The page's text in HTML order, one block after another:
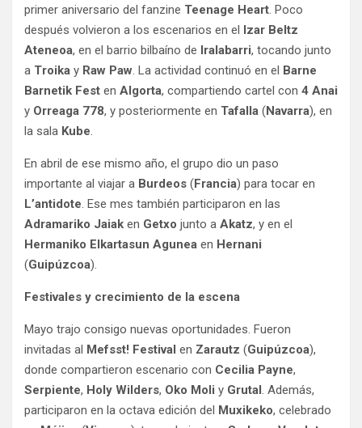
primer aniversario del fanzine Teenage Heart. Poco
después volvieron a los escenarios en el Izar Beltz
Ateneoa, en el barrio bilbaíno de Iralabarri, tocando junto
a Troika y Raw Paw. La actividad continuó en el Barne
Barnetik Fest en Algorta, compartiendo cartel con 4 Anai
y Orreaga 778, y posteriormente en Tafalla (Navarra), en
la sala Kube.
En abril de ese mismo año, el grupo dio un paso
importante al viajar a Burdeos (Francia) para tocar en
L’antidote. Ese mes también participaron en las
Adramariko Jaiak en Getxo junto a Akatz, y en el
Hermaniko Elkartasun Agunea en Hernani
(Guipúzcoa).
Festivales y crecimiento de la escena
Mayo trajo consigo nuevas oportunidades. Fueron
invitadas al Mefsst! Festival en Zarautz (Guipúzcoa),
donde compartieron escenario con Cecilia Payne,
Serpiente, Holy Wilders, Oko Moli y Grutal. Además,
participaron en la octava edición del Muxikeko, celebrado